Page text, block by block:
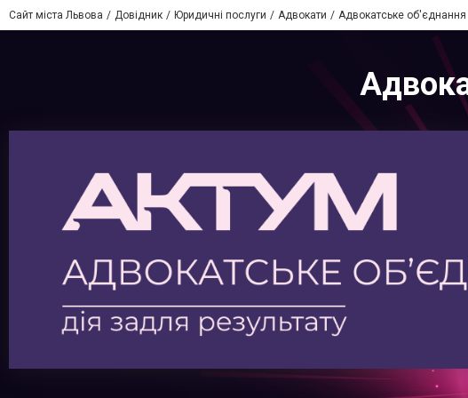
Сайт міста Львова Довідник Юридичні послуги Адвокати Адвокатське об'єднання